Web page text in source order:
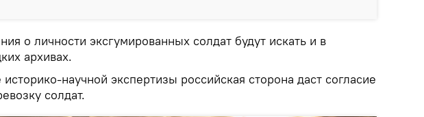
о личности эксгумированных солдат будут искать и в
архивах.
научной экспертизы российская сторона даст согласие
солдат.